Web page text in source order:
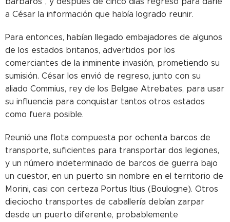
a César la información que había logrado reunir.
Para entonces, habían llegado embajadores de algunos
de los estados britanos, advertidos por los
comerciantes de la inminente invasión, prometiendo su
sumisión. César los envió de regreso, junto con su
aliado Commius, rey de los Belgae Atrebates, para usar
su influencia para conquistar tantos otros estados
como fuera posible.
Reunió una flota compuesta por ochenta barcos de
transporte, suficientes para transportar dos legiones,
y un número indeterminado de barcos de guerra bajo
un cuestor, en un puerto sin nombre en el territorio de
Morini, casi con certeza Portus Itius (Boulogne). Otros
dieciocho transportes de caballería debían zarpar
desde un puerto diferente, probablemente